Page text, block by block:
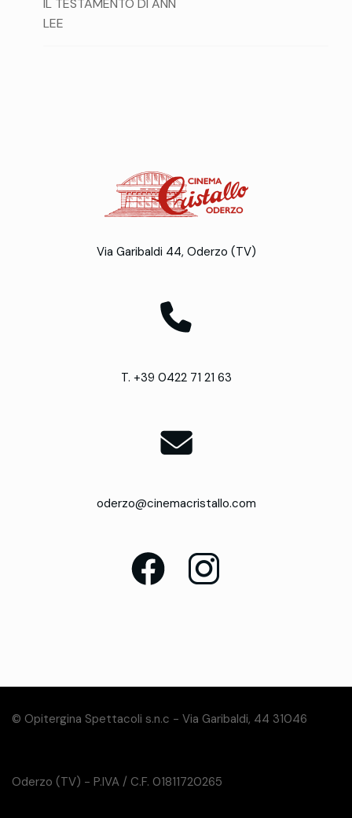
IL TESTAMENTO DI ANN
LEE
Via Garibaldi 44, Oderzo (TV)
T. +39 0422 71 21 63
oderzo@cinemacristallo.com
© Opitergina Spettacoli s.n.c - Via Garibaldi, 44 31046
Oderzo (TV) - P.IVA / C.F. 01811720265